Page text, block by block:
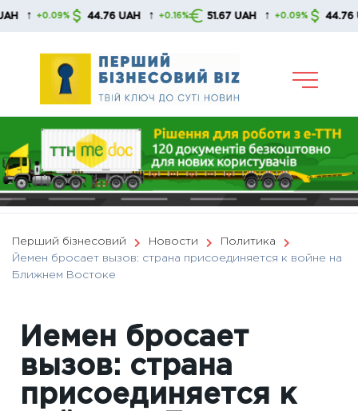
Skip
+0.09% 44.76 UAH ↑ +0.16% 51.67 UAH ↑ +0.09% 44.76 UAH
Перший бізнесовий Новости
Политика
Йемен бросает вызов: страна присоединяется к войне на
Ближнем Востоке
Йемен бросает
вызов: страна
присоединяется к